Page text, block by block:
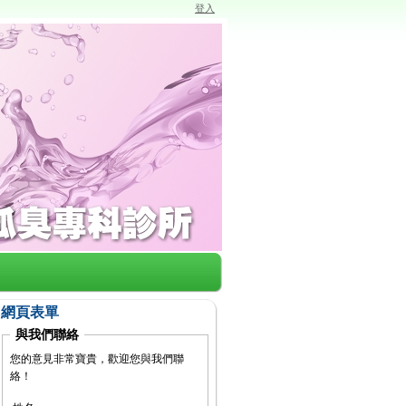
登入
網頁表單
與我們聯絡
您的意見非常寶貴，歡迎您與我們聯
絡！